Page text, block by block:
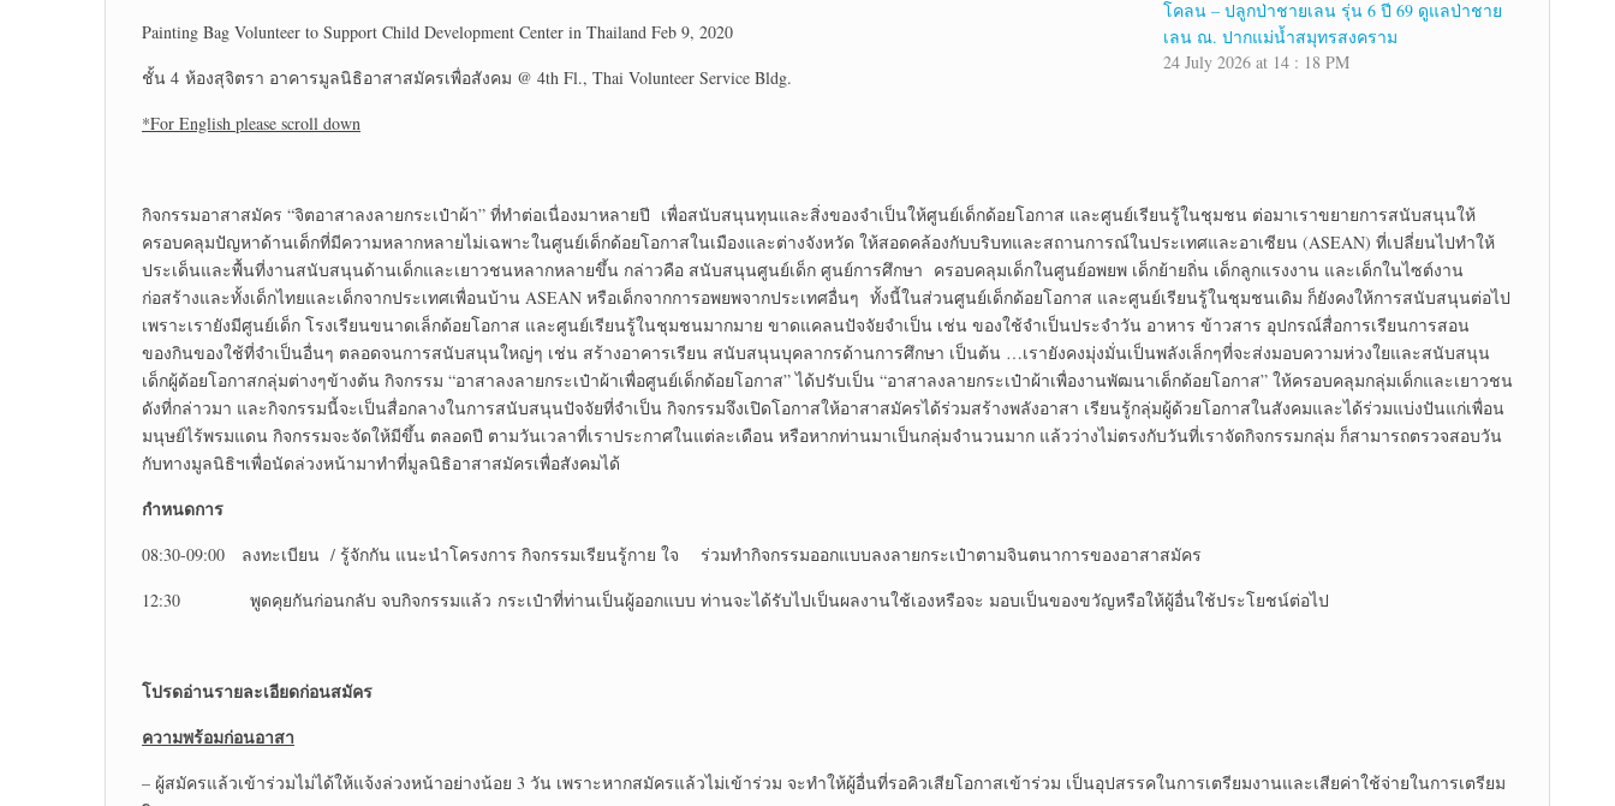
Painting Bag Volunteer to Support Child Development Center in Thailand Feb 9, 2020
ชั้น 4 ห้องสุจิตรา อาคารมูลนิธิอาสาสมัครเพื่อสังคม @ 4th Fl., Thai Volunteer Service Bldg.
*For English please scroll down
กิจกรรมอาสาสมัคร “จิตอาสาลงลายกระเป๋าผ้า” ที่ทำต่อเนื่องมาหลายปี เพื่อสนับสนุนทุนและสิ่งของจำเป็นให้ศูนย์เด็กด้อยโอกาส และศูนย์เรียนรู้ในชุมชน ต่อมาเราขยายการสนับสนุนให้
ครอบคลุมปัญหาด้านเด็กที่มีความหลากหลายไม่เฉพาะในศูนย์เด็กด้อยโอกาสในเมืองและต่างจังหวัด ให้สอดคล้องกับบริบทและสถานการณ์ในประเทศและอาเซียน (ASEAN) ที่เปลี่ยนไปทำให้
ประเด็นและพื้นที่งานสนับสนุนด้านเด็กและเยาวชนหลากหลายขึ้น กล่าวคือ สนับสนุนศูนย์เด็ก ศูนย์การศึกษา ครอบคลุมเด็กในศูนย์อพยพ เด็กย้ายถิ่น เด็กลูกแรงงาน และเด็กในไซต์งาน
ก่อสร้างและทั้งเด็กไทยและเด็กจากประเทศเพื่อนบ้าน ASEAN หรือเด็กจากการอพยพจากประเทศอื่นๆ ทั้งนี้ในส่วนศูนย์เด็กด้อยโอกาส และศูนย์เรียนรู้ในชุมชนเดิม ก็ยังคงให้การสนับสนุนต่อไป
เพราะเรายังมีศูนย์เด็ก โรงเรียนขนาดเล็กด้อยโอกาส และศูนย์เรียนรู้ในชุมชนมากมาย ขาดแคลนปัจจัยจำเป็น เช่น ของใช้จำเป็นประจำวัน อาหาร ข้าวสาร อุปกรณ์สื่อการเรียนการสอน
ของกินของใช้ที่จำเป็นอื่นๆ ตลอดจนการสนับสนุนใหญ่ๆ เช่น สร้างอาคารเรียน สนับสนุนบุคลากรด้านการศึกษา เป็นต้น …เรายังคงมุ่งมั่นเป็นพลังเล็กๆที่จะส่งมอบความห่วงใยและสนับสนุน
เด็กผู้ด้อยโอกาสกลุ่มต่างๆข้างต้น กิจกรรม “อาสาลงลายกระเป๋าผ้าเพื่อศูนย์เด็กด้อยโอกาส” ได้ปรับเป็น “อาสาลงลายกระเป๋าผ้าเพื่องานพัฒนาเด็กด้อยโอกาส” ให้ครอบคลุมกลุ่มเด็กและเยาวชน
ดังที่กล่าวมา และกิจกรรมนี้จะเป็นสื่อกลางในการสนับสนุนปัจจัยที่จำเป็น กิจกรรมจึงเปิดโอกาสให้อาสาสมัครได้ร่วมสร้างพลังอาสา เรียนรู้กลุ่มผู้ด้วยโอกาสในสังคมและได้ร่วมแบ่งปันแก่เพื่อน
มนุษย์ไร้พรมแดน กิจกรรมจะจัดให้มีขึ้น ตลอดปี ตามวันเวลาที่เราประกาศในแต่ละเดือน หรือหากท่านมาเป็นกลุ่มจำนวนมาก แล้วว่างไม่ตรงกับวันที่เราจัดกิจกรรมกลุ่ม ก็สามารถตรวจสอบวัน
กับทางมูลนิธิฯเพื่อนัดล่วงหน้ามาทำที่มูลนิธิอาสาสมัครเพื่อสังคมได้
กำหนดการ
08:30-09:00 ลงทะเบียน / รู้จักกัน แนะนำโครงการ กิจกรรมเรียนรู้กาย ใจ ร่วมทำกิจกรรมออกแบบลงลายกระเป๋าตามจินตนาการของอาสาสมัคร
12:30 พูดคุยกันก่อนกลับ จบกิจกรรมแล้ว กระเป๋าที่ท่านเป็นผู้ออกแบบ ท่านจะได้รับไปเป็นผลงานใช้เองหรือจะ มอบเป็นของขวัญหรือให้ผู้อื่นใช้ประโยชน์ต่อไป
โปรดอ่านรายละเอียดก่อนสมัคร
ความพร้อมก่อนอาสา
– ผู้สมัครแล้วเข้าร่วมไม่ได้ให้แจ้งล่วงหน้าอย่างน้อย 3 วัน เพราะหากสมัครแล้วไม่เข้าร่วม จะทำให้ผู้อื่นที่รอคิวเสียโอกาสเข้าร่วม เป็นอุปสรรคในการเตรียมงานและเสียค่าใช้จ่ายในการเตรียม
โคลน – ปลูกป่าชายเลน รุ่น 6 ปี 69 ดูแลป่าชาย
เลน ณ. ปากแม่น้ำสมุทรสงคราม
24 July 2026 at 14 : 18 PM